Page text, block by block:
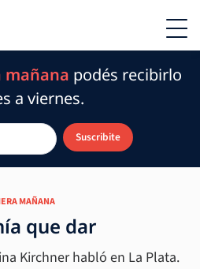
mañana podés recibirlo
a viernes.
Suscribite
MAÑANA
que dar
Kirchner habló en La Plata.